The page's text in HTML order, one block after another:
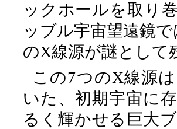
ックホールを取り
ッブル宇宙望遠鏡
のX線源が謎として
この7つのX線源
いた、初期宇宙に
るく輝かせる巨大